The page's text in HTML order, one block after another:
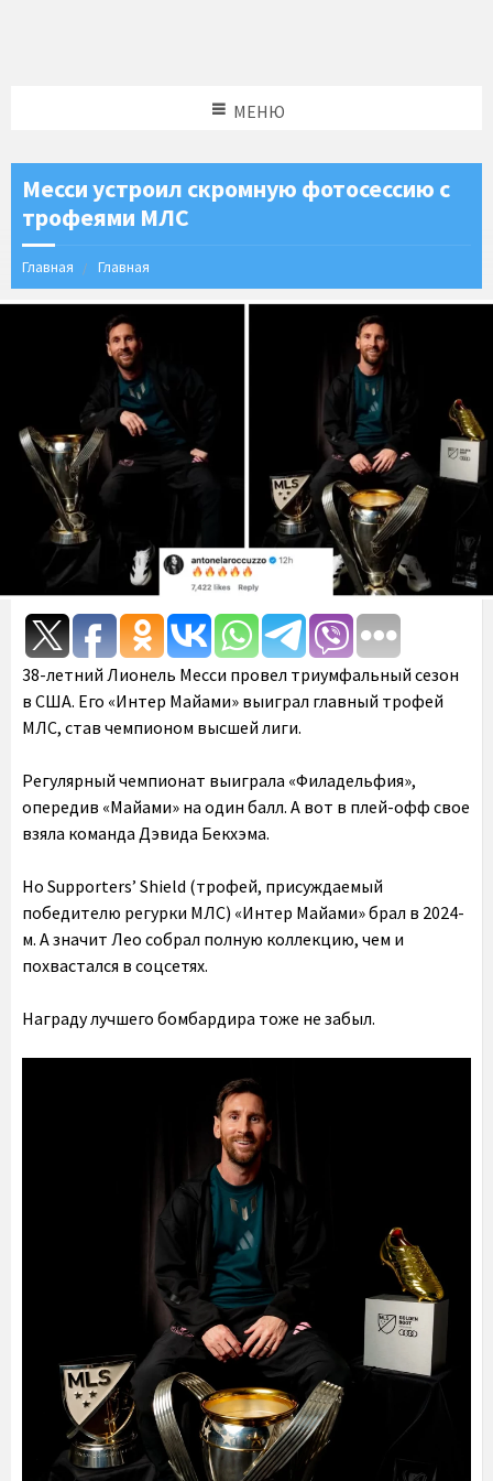
МЕНЮ
Месси устроил скромную фотосессию с
трофеями МЛС
Главная Главная
38-летний Лионель Месси провел триумфальный сезон
в США. Его «Интер Майами» выиграл главный трофей
МЛС, став чемпионом высшей лиги.
Регулярный чемпионат выиграла «Филадельфия»,
опередив «Майами» на один балл. А вот в плей-офф свое
взяла команда Дэвида Бекхэма.
Но Supporters’ Shield (трофей, присуждаемый
победителю регурки МЛС) «Интер Майами» брал в 2024-
м. А значит Лео собрал полную коллекцию, чем и
похвастался в соцсетях.
Награду лучшего бомбардира тоже не забыл.